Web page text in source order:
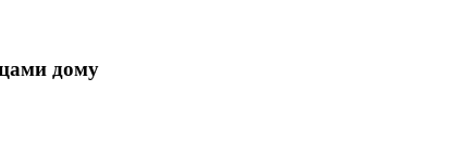
дому